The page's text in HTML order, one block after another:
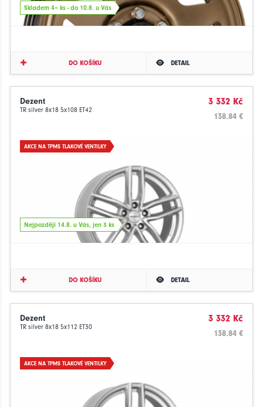
Skladem 4+ ks - do 10.8. u Vás
DO KOŠÍKU DETAIL
Dezent
TR silver 8x18 5x108 ET42
3 332 Kč
138.84 €
AKCE NA TPMS TLAKOVÉ VENTILKY
Nejpozději 14.8. u Vás, jen 3 ks
DO KOŠÍKU DETAIL
Dezent
TR silver 8x18 5x112 ET30
3 332 Kč
138.84 €
AKCE NA TPMS TLAKOVÉ VENTILKY